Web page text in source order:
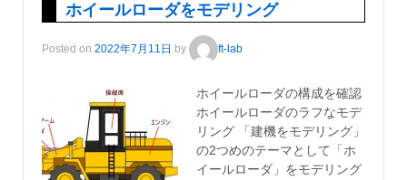
ホイールローダをモデリング
Posted on 2022年7月11日 by ft-lab
ホイールローダの構成を確認
ホイールローダのラフなモデ
リング 「建機をモデリング」
の2つめのテーマとして「ホ
イールローダ」をモデリング